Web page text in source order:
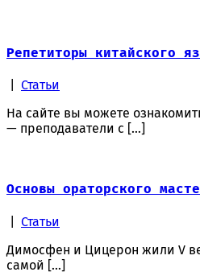
Репетиторы китaйского
Статьи
На сайте вы можете
— преподаватели с […]
Основы ораторского
Статьи
Димосфен и Цицерон жили V
самой […]